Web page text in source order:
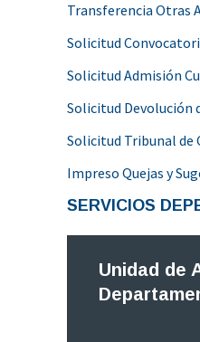
Transferencia Otras
Solicitud
Solicitud Admisión
Solicitud Devolución
Solicitud Tribunal de
Impreso Quejas y
SERVICIOS
Unidad de